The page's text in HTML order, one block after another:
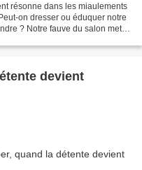
résonne dans les miaulements
on dresser ou éduquer notre
? Notre fauve du salon met
devient